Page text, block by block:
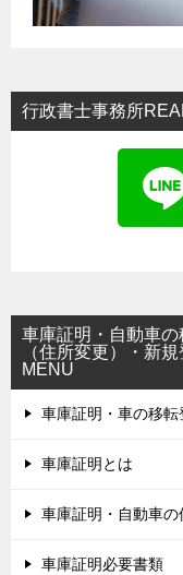
行政書士事務所
車庫証明・自動車
（住所変更）・新
MENU
車庫証明・車の移
車庫証明とは
車庫証明・自動車
車庫証明必要書類